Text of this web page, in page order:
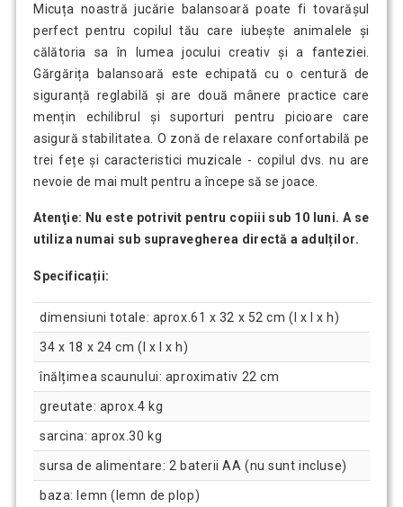
Micuța noastră jucărie balansoară poate fi tovarășul
perfect pentru copilul tău care iubește animalele și
călătoria sa în lumea jocului creativ și a fanteziei.
Gărgărița balansoară este echipată cu o centură de
siguranță reglabilă și are două mânere practice care
mențin echilibrul și suporturi pentru picioare care
asigură stabilitatea. O zonă de relaxare confortabilă pe
trei fețe și caracteristici muzicale - copilul dvs. nu are
nevoie de mai mult pentru a începe să se joace.
Atenţie: Nu este potrivit pentru copiii sub 10 luni. A se
utiliza numai sub supravegherea directă a adulților.
Specificații:
dimensiuni totale: aprox.61 x 32 x 52 cm (l x l x h)
34 x 18 x 24 cm (l x l x h)
înălțimea scaunului: aproximativ 22 cm
greutate: aprox.4 kg
sarcina: aprox.30 kg
sursa de alimentare: 2 baterii AA (nu sunt incluse)
baza: lemn (lemn de plop)